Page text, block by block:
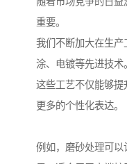
重要。
我们不断加大在生
涂、电镀等先进技术。
这些工艺不仅能够
更多的个性化表达。
例如，磨砂处理可